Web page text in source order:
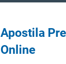
Apostila
Online